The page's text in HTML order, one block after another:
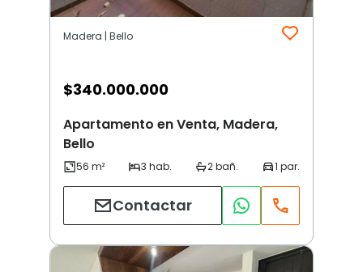
Madera | Bello
$340.000.000
Apartamento en Venta, Madera,
Bello
Contactar